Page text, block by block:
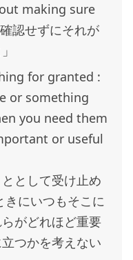
making sure
認せずにそれが
for granted :
or something
you need them
or useful
として受け止め
きにいつもそこに
がどれほど重要
つかを考えない